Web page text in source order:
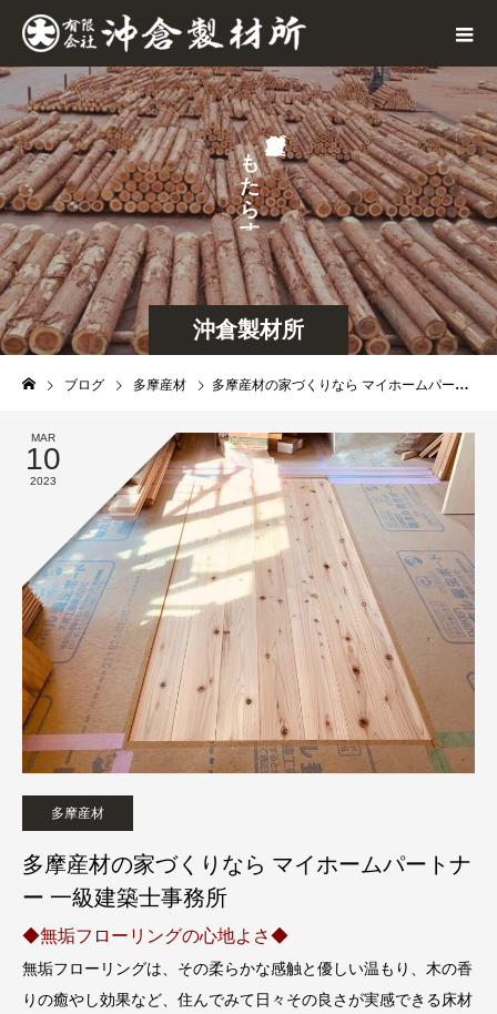
沖倉製材所
が
も
た
ら
す
ブログ 多摩産材 多摩産材の家づくりなら マイホームパートナー 一級建築士事務所
MAR
10
2023
多摩産材
多摩産材の家づくりなら マイホームパートナ
ー 一級建築士事務所
◆無垢フローリングの心地よさ◆
無垢フローリングは、その柔らかな感触と優しい温もり、木の香
りの癒やし効果など、住んでみて日々その良さが実感できる床材